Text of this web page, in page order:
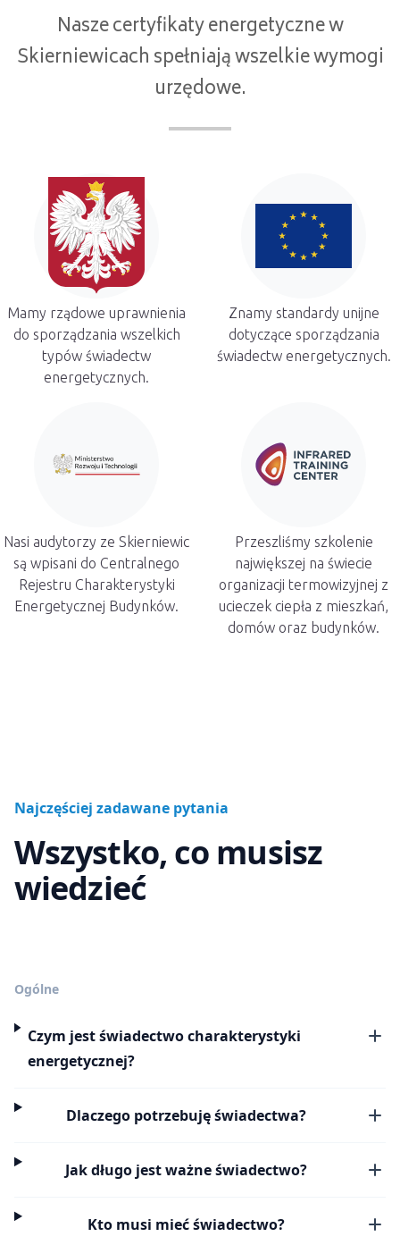
Nasze certyfikaty energetyczne w
Skierniewicach spełniają wszelkie wymogi
urzędowe.
Mamy rządowe uprawnienia
do sporządzania wszelkich
typów świadectw
energetycznych.
Znamy standardy unijne
dotyczące sporządzania
świadectw energetycznych.
Nasi audytorzy ze Skierniewic
są wpisani do Centralnego
Rejestru Charakterystyki
Energetycznej Budynków.
Przeszliśmy szkolenie
największej na świecie
organizacji termowizyjnej z
ucieczek ciepła z mieszkań,
domów oraz budynków.
Najczęściej zadawane pytania
Wszystko, co musisz
wiedzieć
Ogólne
Czym jest świadectwo charakterystyki
energetycznej?
Dlaczego potrzebuję świadectwa?
Jak długo jest ważne świadectwo?
Kto musi mieć świadectwo?